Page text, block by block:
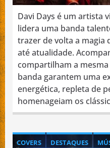
Davi Days é um artista
lidera uma banda
trazer de volta a magia
até atualidade.
compartilham a mesma
banda garantem uma
energética, repleta de
homenageiam os
COVERS DESTAQUES